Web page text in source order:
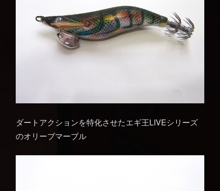
ダートアクションを特化させたエギ王LIVEシリーズ
のオリーブマーブル